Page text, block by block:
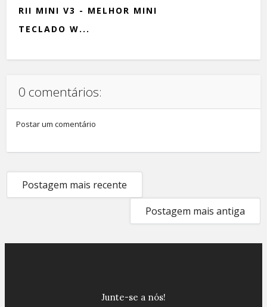
RII MINI V3 - MELHOR MINI
TECLADO W...
0 comentários:
Postar um comentário
Postagem mais recente
Postagem mais antiga
Junte-se a nós!